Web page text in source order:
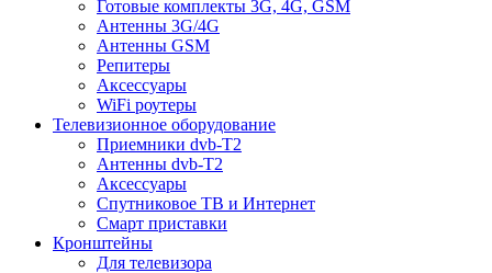
Готовые комплекты 3G, 4G, GSM
Антенны 3G/4G
Антенны GSM
Репитеры
Аксессуары
WiFi роутеры
Телевизионное оборудование
Приемники dvb-T2
Антенны dvb-T2
Аксессуары
Спутниковое ТВ и Интернет
Смарт приставки
Кронштейны
Для телевизора